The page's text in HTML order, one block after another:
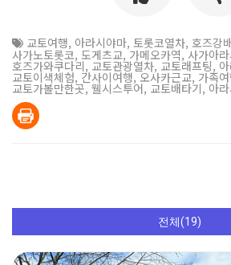
교토여행, 아라시야마, 토롯코열차, 호즈강
사가노토롯코, 도게츠교, 가메오카역, 사가아
호즈가와쿠다리, 교토관광열차, 교토래프팅,
교토이색체험, 간사이여행, 오사카근교, 가족
교토가볼만한곳, 웰시스투어, 교토배타기,아
전체(19)